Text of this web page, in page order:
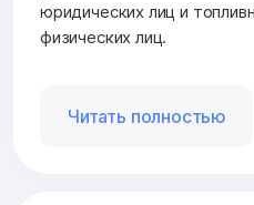
юридических лиц и
физических лиц.
Читать полностью